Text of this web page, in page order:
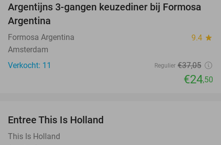
34%
NEW
TODAY
Argentijns 3-gangen keuzediner bij Formosa
Argentina
Formosa Argentina 9.4 star
Amsterdam
Verkocht: 11
Regulier €37,05
€24,50
Entree This Is Holland
This Is Holland